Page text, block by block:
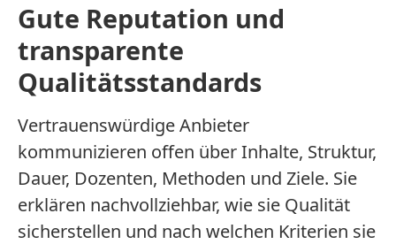
Gute Reputation und
transparente
Qualitätsstandards
Vertrauenswürdige Anbieter
kommunizieren offen über Inhalte, Struktur,
Dauer, Dozenten, Methoden und Ziele. Sie
erklären nachvollziehbar, wie sie Qualität
sicherstellen und nach welchen Kriterien sie